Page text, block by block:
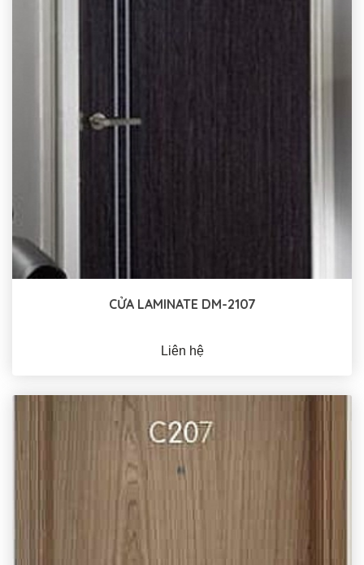
CỬA LAMINATE DM-2107
Liên hệ